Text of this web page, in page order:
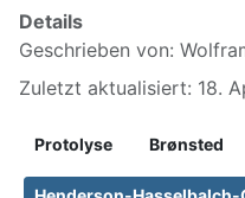
Details
Geschrieben von:
Zuletzt aktualisiert: 18.
Protolyse Brønsted